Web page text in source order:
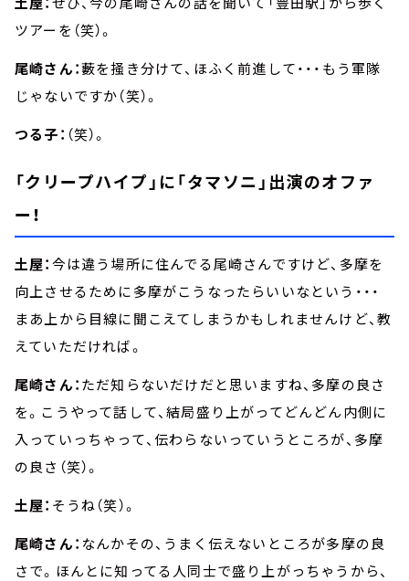
ツアーを（笑）。
尾崎さん：藪を掻き分けて、ほふく前進して・・・もう軍隊
じゃないですか（笑）。
つる子： （笑）。
「クリープハイプ」に「タマソニ」出演のオファ
ー！
土屋：今は違う場所に住んでる尾崎さんですけど、多摩を
向上させるために多摩がこうなったらいいなという・・・
まあ上から目線に聞こえてしまうかもしれませんけど、教
えていただければ。
尾崎さん：ただ知らないだけだと思いますね、多摩の良さ
を。こうやって話して、結局盛り上がってどんどん内側に
入っていっちゃって、伝わらないっていうところが、多摩
の良さ（笑）。
土屋： そうね（笑）。
尾崎さん： なんかその、うまく伝えないところが多摩の良
さで。ほんとに知ってる人同士で盛り上がっちゃうから、